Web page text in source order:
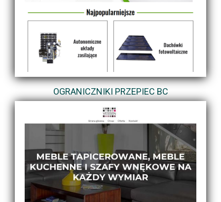
OGRANICZNIKI PRZEPIEC BC